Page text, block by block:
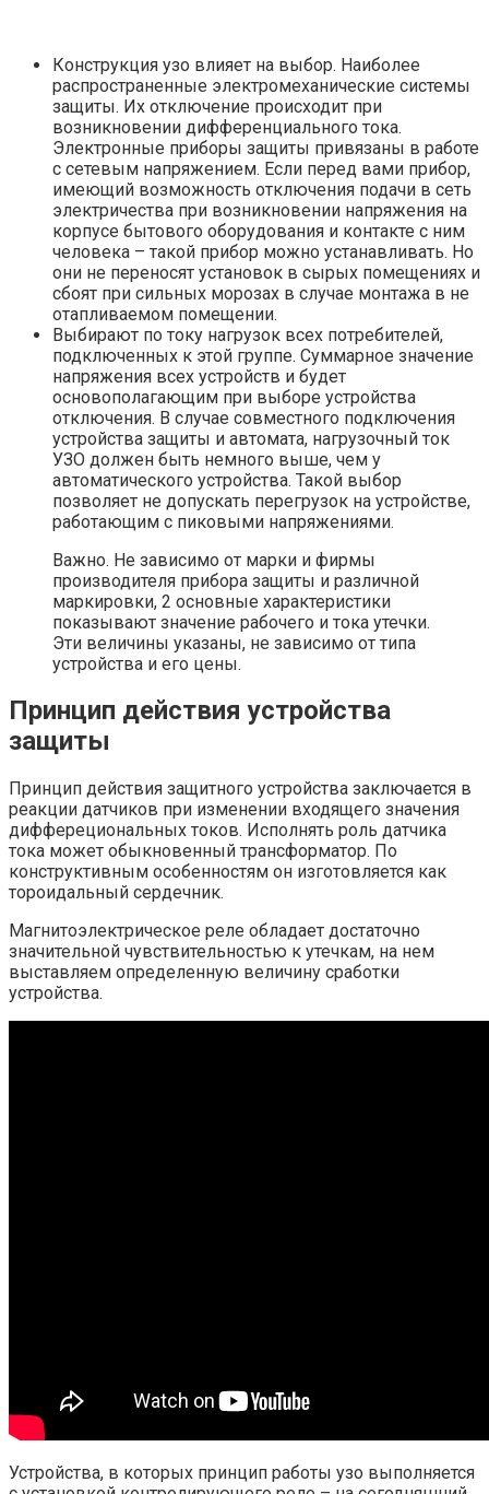
Конструкция узо влияет на выбор. Наиболее
распространенные электромеханические системы
защиты. Их отключение происходит при
возникновении дифференциального тока.
Электронные приборы защиты привязаны в работе
с сетевым напряжением. Если перед вами прибор,
имеющий возможность отключения подачи в сеть
электричества при возникновении напряжения на
корпусе бытового оборудования и контакте с ним
человека – такой прибор можно устанавливать. Но
они не переносят установок в сырых помещениях и
сбоят при сильных морозах в случае монтажа в не
отапливаемом помещении.
Выбирают по току нагрузок всех потребителей,
подключенных к этой группе. Суммарное значение
напряжения всех устройств и будет
основополагающим при выборе устройства
отключения. В случае совместного подключения
устройства защиты и автомата, нагрузочный ток
УЗО должен быть немного выше, чем у
автоматического устройства. Такой выбор
позволяет не допускать перегрузок на устройстве,
работающим с пиковыми напряжениями.
Важно. Не зависимо от марки и фирмы
производителя прибора защиты и различной
маркировки, 2 основные характеристики
показывают значение рабочего и тока утечки.
Эти величины указаны, не зависимо от типа
устройства и его цены.
Принцип действия устройства
защиты
Принцип действия защитного устройства заключается в
реакции датчиков при изменении входящего значения
дифферециональных токов. Исполнять роль датчика
тока может обыкновенный трансформатор. По
конструктивным особенностям он изготовляется как
тороидальный сердечник.
Магнитоэлектрическое реле обладает достаточно
значительной чувствительностью к утечкам, на нем
выставляем определенную величину сработки
устройства.
Устройства, в которых принцип работы узо выполняется